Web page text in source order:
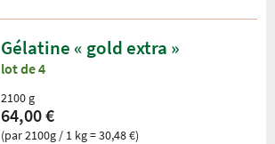
Gélatine « gold extra »
lot de 4
2100 g
64,00 €
(par 2100g / 1 kg = 30,48 €)